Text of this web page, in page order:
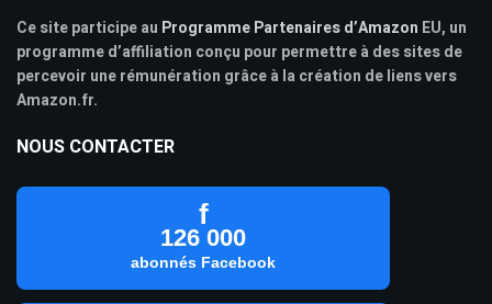
Ce site participe au Programme Partenaires d’Amazon EU, un
programme d’affiliation conçu pour permettre à des sites de
percevoir une rémunération grâce à la création de liens vers
Amazon.fr.
NOUS CONTACTER
f
126 000
abonnés Facebook